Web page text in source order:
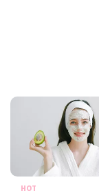
HOT